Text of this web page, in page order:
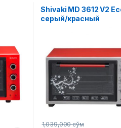
Shivaki MD 3612 V2
серый/красный
1,039,000сўм